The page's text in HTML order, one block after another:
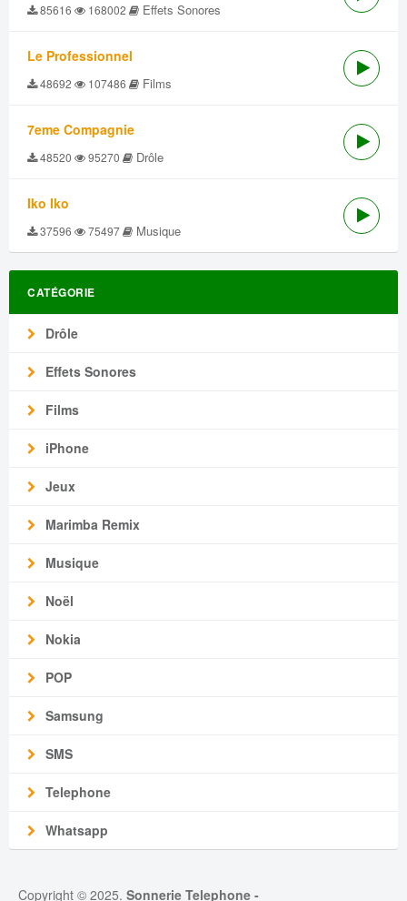
85616 168002 Effets Sonores
Le Professionnel
48692 107486 Films
7eme Compagnie
48520 95270 Drôle
Iko Iko
37596 75497 Musique
CATÉGORIE
Drôle
Effets Sonores
Films
iPhone
Jeux
Marimba Remix
Musique
Noël
Nokia
POP
Samsung
SMS
Telephone
Whatsapp
Copyright © 2025. Sonnerie Telephone -